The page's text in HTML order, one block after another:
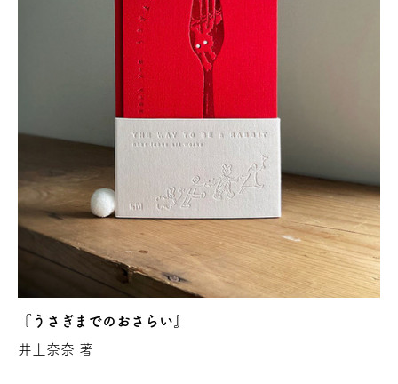
『うさぎまでのおさらい』
井上奈奈 著